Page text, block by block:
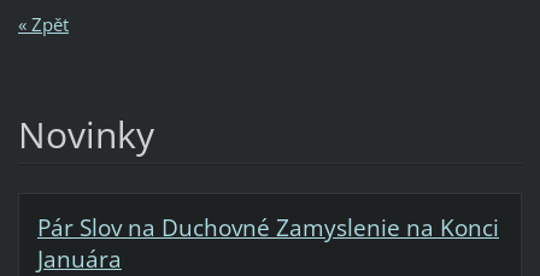
« Zpět
Novinky
Pár Slov na Duchovné Zamyslenie na Konci
Januára